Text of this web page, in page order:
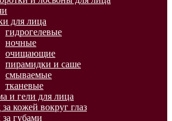
для лица
гидрогелевые
ночные
очищающие
пирамидки и саше
смываемые
тканевые
и гели для лица
за кожей вокруг глаз
за губами